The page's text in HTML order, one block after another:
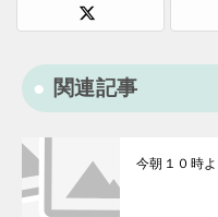
関連記事
今朝１０時